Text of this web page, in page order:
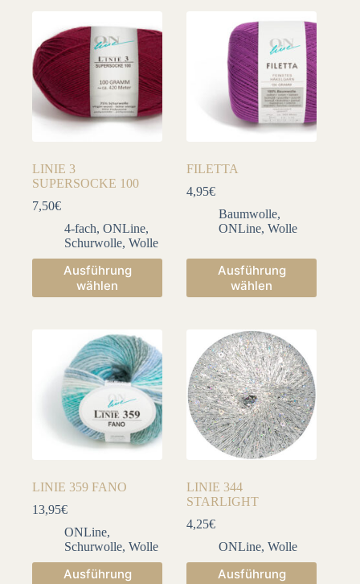
Optionen
können
auf
der
Produktseite
gewählt
Optionen
Produktseite
gewählt
LINIE 3
SUPERSOCKE 100
7,50€
4-fach, ONLine,
Schurwolle, Wolle
Ausführung
wählen
Dieses
Produkt
weist
Optionen
können
Produktseite
gewählt
FILETTA
4,95€
Baumwolle,
ONLine,Wolle
Ausführung
wählen
Dieses
Produkt
weist
Die
Optionen
können
auf
der
Produktseite
gewählt
werden
LINIE 359 FANO
13,95€
ONLine,
Schurwolle, Wolle
Ausführung
Dieses
LINIE 344
STARLIGHT
4,25€
ONLine,Wolle
Ausführung
Dieses